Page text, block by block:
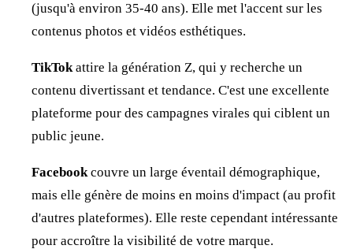
(jusqu'à environ 35-40 ans). Elle met l'accent sur les
contenus photos et vidéos esthétiques.
TikTokattire la génération Z, qui y recherche un
contenu divertissant et tendance. C'est une excellente
plateforme pour des campagnes virales qui ciblent un
public jeune.
Facebookcouvre un large éventail démographique,
mais elle génère de moins en moins d'impact (au profit
d'autres plateformes). Elle reste cependant intéressante
pour accroître la visibilité de votre marque.